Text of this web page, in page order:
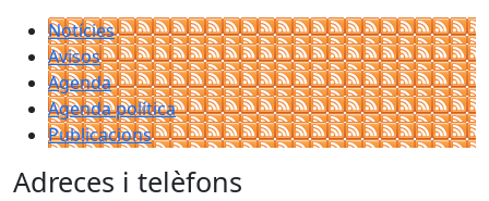
Notícies
Avisos
Agenda
Agenda política
Publicacions
Adreces i telèfons